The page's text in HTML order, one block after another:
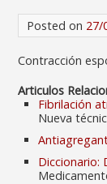
Posted on 27/
Contracción
Articulos
Fibrilación
Nueva
Diccionario: